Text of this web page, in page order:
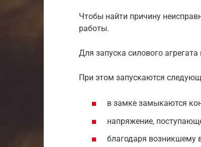
Чтобы найти причину
работы.
Для запуска силового
При этом запускаются
в замке замыкаются
напряжение,
благодаря возникшему